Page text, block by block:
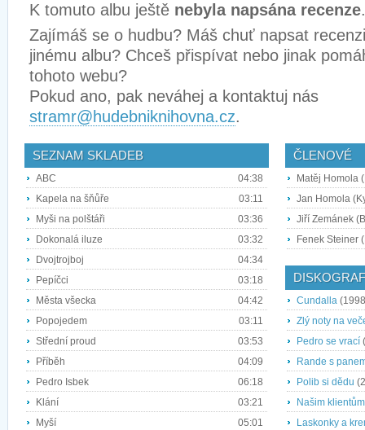
K tomuto albu ještě nebyla napsána recenze.
Zajímáš se o hudbu? Máš chuť napsat
jinému albu? Chceš přispívat nebo jinak
tohoto webu?
Pokud ano, pak neváhej a kontaktuj nás
stramr@hudebniknihovna.cz.
SEZNAM SKLADEB
ABC
04:38
Kapela na šňůře
03:11
Myši na polštáři
03:36
Dokonalá iluze
03:32
Dvojtrojboj
04:34
Pepíčci
03:18
Města všecka
04:42
Popojedem
03:11
Střední proud
03:53
Příběh
04:09
Pedro Isbek
06:18
Klání
03:21
Myší
05:01
ČLENOVÉ
Matěj Homola
Jan Homola
Jiří Zemánek
Fenek Steiner
Cundalla
Zlý noty na
Pedro se vrací
Rande s
Polib si dědu
Našim klientům
Laskonky a